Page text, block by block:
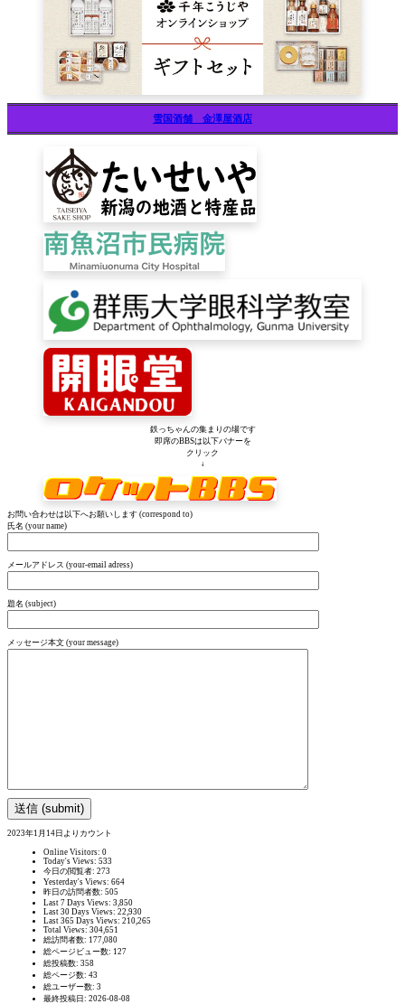
雪国酒舗 金澤屋酒店
鉄っちゃんの集まりの場です
即席のBBSは以下バナーを
クリック
↓
お問い合わせは以下へお願いします (correspond to)
氏名 (your name)
メールアドレス (your-email adress)
題名 (subject)
メッセージ本文 (your message)
2023年1月14日よりカウント
Online Visitors: 0
Today's Views: 533
今日の閲覧者: 273
Yesterday's Views: 664
昨日の訪問者数: 505
Last 7 Days Views: 3,850
Last 30 Days Views: 22,930
Last 365 Days Views: 210,265
Total Views: 304,651
総訪問者数: 177,080
総ページビュー数: 127
総投稿数: 358
総ページ数: 43
総ユーザー数: 3
最終投稿日: 2026-08-08